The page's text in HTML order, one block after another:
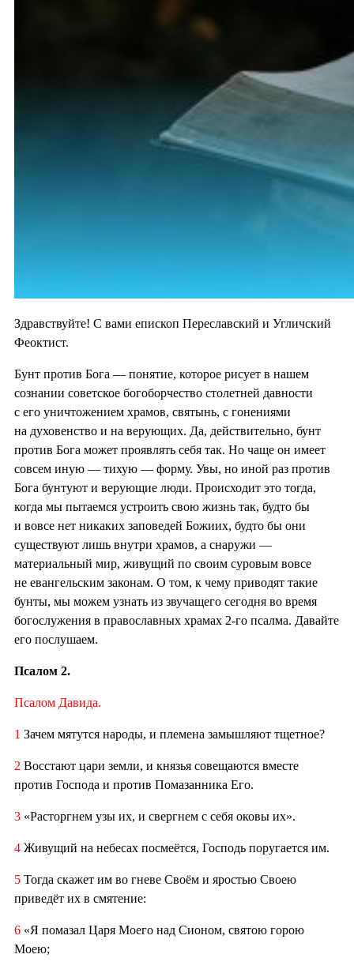
Здравствуйте! С вами епископ Переславский и Угличский
Феоктист.
Бунт против Бога — понятие, которое рисует в нашем
сознании советское богоборчество столетней давности
с его уничтожением храмов, святынь, с гонениями
на духовенство и на верующих. Да, действительно, бунт
против Бога может проявлять себя так. Но чаще он имеет
совсем иную — тихую — форму. Увы, но иной раз против
Бога бунтуют и верующие люди. Происходит это тогда,
когда мы пытаемся устроить свою жизнь так, будто бы
и вовсе нет никаких заповедей Божиих, будто бы они
существуют лишь внутри храмов, а снаружи —
материальный мир, живущий по своим суровым вовсе
не евангельским законам. О том, к чему приводят такие
бунты, мы можем узнать из звучащего сегодня во время
богослужения в православных храмах 2-го псалма. Давайте
его послушаем.
Псалом 2.
Псалом Давида.
1 Зачем мятутся народы, и племена замышляют тщетное?
2 Восстают цари земли, и князья совещаются вместе
против Господа и против Помазанника Его.
3 «Расторгнем узы их, и свергнем с себя оковы их».
4 Живущий на небесах посмеётся, Господь поругается им.
5 Тогда скажет им во гневе Своём и яростью Своею
приведёт их в смятение:
6 «Я помазал Царя Моего над Сионом, святою горою
Моею;